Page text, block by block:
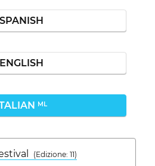
SPANISH
ENGLISH
ML
( Edizione: 11)